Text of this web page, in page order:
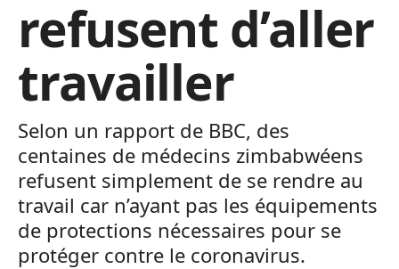
refusent d’aller
travailler
Selon un rapport de BBC, des
centaines de médecins zimbabwéens
refusent simplement de se rendre au
travail car n’ayant pas les équipements
de protections nécessaires pour se
protéger contre le coronavirus.